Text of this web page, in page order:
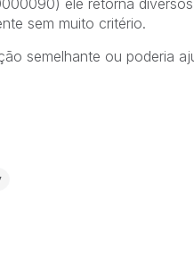
ele retorna
sem muito critério.
semelhante ou poderia